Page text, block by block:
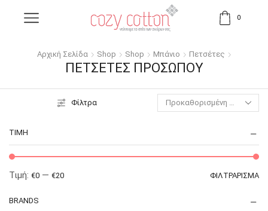
0
Αρχική Σελίδα Shop Shop Μπάνιο Πετσέτες
ΠΕΤΣΈΤΕΣ ΠΡΟΣΏΠΟΥ
Φίλτρα
ΤΙΜΉ
ΦΙΛΤΡΆΡΙΣΜΑ
Τιμή: €0 — €20
BRANDS